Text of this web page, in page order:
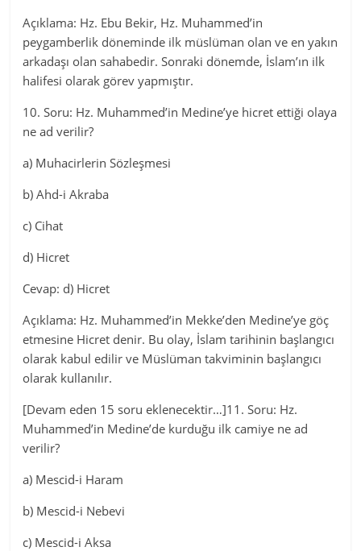
Açıklama: Hz. Ebu Bekir, Hz. Muhammed’in
peygamberlik döneminde ilk müslüman olan ve en yakın
arkadaşı olan sahabedir. Sonraki dönemde, İslam’ın ilk
halifesi olarak görev yapmıştır.
10. Soru: Hz. Muhammed’in Medine’ye hicret ettiği olaya
ne ad verilir?
a) Muhacirlerin Sözleşmesi
b) Ahd-i Akraba
c) Cihat
d) Hicret
Cevap: d) Hicret
Açıklama: Hz. Muhammed’in Mekke’den Medine’ye göç
etmesine Hicret denir. Bu olay, İslam tarihinin başlangıcı
olarak kabul edilir ve Müslüman takviminin başlangıcı
olarak kullanılır.
[Devam eden 15 soru eklenecektir…]11. Soru: Hz.
Muhammed’in Medine’de kurduğu ilk camiye ne ad
verilir?
a) Mescid-i Haram
b) Mescid-i Nebevi
c) Mescid-i Aksa